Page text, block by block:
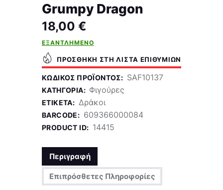
Grumpy Dragon
18,00 €
ΕΞΑΝΤΛΗΜΈΝΟ
ΠΡΟΣΘΉΚΗ ΣΤΗ ΛΊΣΤΑ ΕΠΙΘΥΜΙΏΝ
ΚΩΔΙΚΌΣ ΠΡΟΪΌΝΤΟΣ: SAF10137
ΚΑΤΗΓΟΡΊΑ: Φιγούρες
ΕΤΙΚΈΤΑ: Δράκοι
BARCODE: 609366000084
PRODUCT ID: 14415
Περιγραφή
Επιπρόσθετες Πληροφορίες